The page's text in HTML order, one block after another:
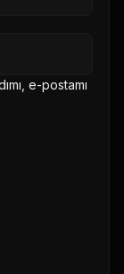
e-postamı